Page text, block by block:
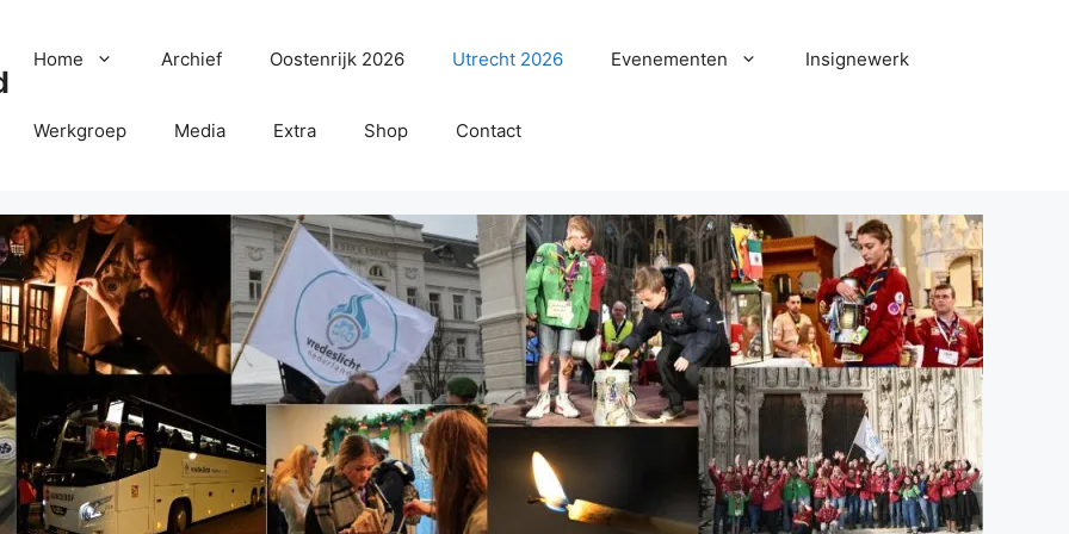
Home Archief Oostenrijk 2026 Utrecht 2026 Evenementen Insignewerk
Werkgroep Media Extra Shop Contact